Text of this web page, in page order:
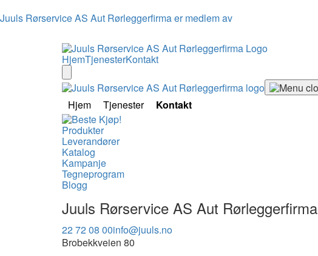
Juuls Rørservice AS Aut Rørleggerfirma er medlem av
HjemTjenesterKontakt
Hjem Tjenester
Kontakt
Produkter
Leverandører
Katalog
Kampanje
Tegneprogram
Blogg
Juuls Rørservice AS Aut Rørleggerfirma
22 72 08 00info@juuls.no
Brobekkveien 80